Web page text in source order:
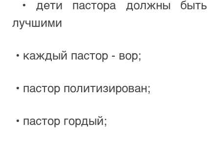
лучшими
• каждый пастор - вор;
• пастор политизирован;
• пастор гордый;